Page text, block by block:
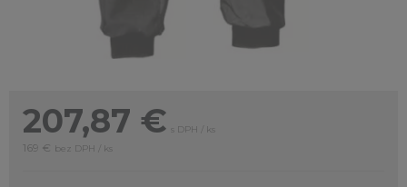
207,87 € s DPH / ks
169 € bez DPH / ks